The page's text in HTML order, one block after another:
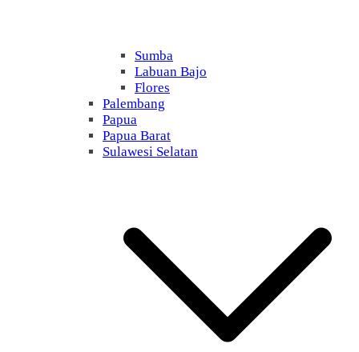
Sumba
Labuan Bajo
Flores
Palembang
Papua
Papua Barat
Sulawesi Selatan